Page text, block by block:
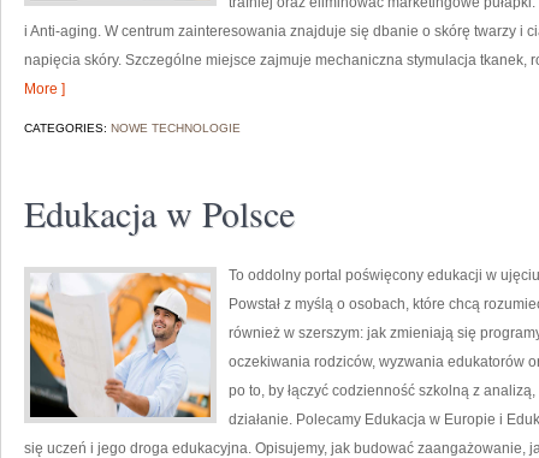
i Anti-aging. W centrum zainteresowania znajduje się dbanie o skórę twarzy i
napięcia skóry. Szczególne miejsce zajmuje mechaniczna stymulacja tkanek,
More ]
CATEGORIES: NOWE TECHNOLOGIE
Edukacja w Polsce
To oddolny portal poświęcony edukacji w
Powstał z myślą o osobach, które chcą
również w szerszym: jak zmieniają się
oczekiwania rodziców, wyzwania edukatorów
po to, by łączyć codzienność szkolną z
działanie. Polecamy Edukacja w Europie i
się uczeń i jego droga edukacyjna. Opisujemy, jak budować zaangażowanie,